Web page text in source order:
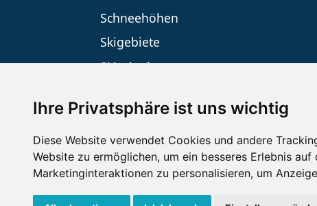
Ihre Privatsphäre ist uns wichtig
Diese Website verwendet Cookies und andere
Website zu ermöglichen, um ein besseres Erlebnis
Marketinginteraktionen zu personalisieren, um
Schneehöhen
Skigebiete
Skiurlaub
Impressum Datenschutz